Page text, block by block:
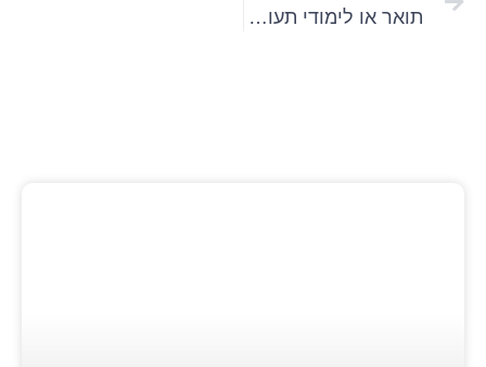
תואר או לימודי תעודה? מה עדיף ב-2026